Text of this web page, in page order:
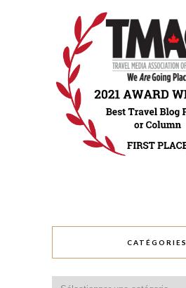
CATÉGORIES